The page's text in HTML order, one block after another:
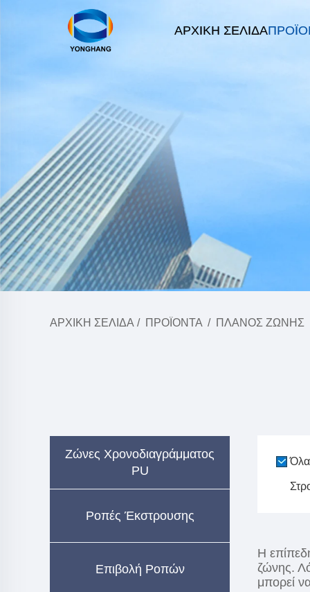
ΑΡΧΙΚΉ ΣΕΛΊΔΑ
ΑΡΧΙΚΉ ΣΕΛΊΔΑ / ΠΡΟΪΌΝΤΑ / ΠΛΆΝΟΣ ΖΏΝΗΣ
Ζώνες Χρονοδιαγράμματος
PU
Ροπές Έκστρουσης
Επιβολή Ροπών
Όλα
Η
ζώνης.
μπορεί